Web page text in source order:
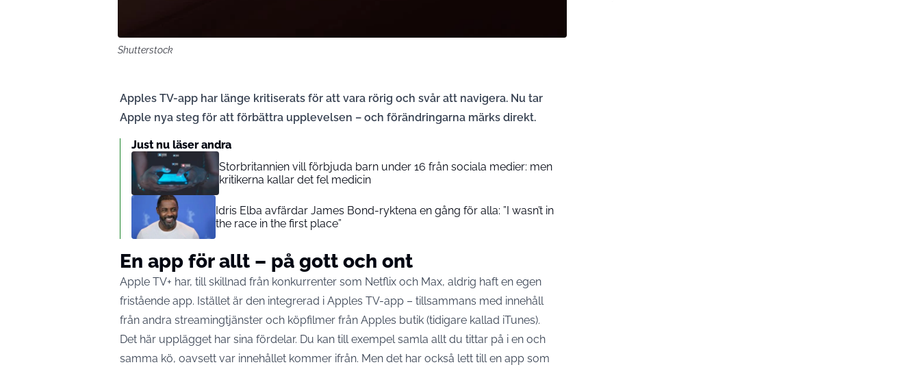
Shutterstock
Apples TV-app har länge kritiserats för att vara rörig och svår att navigera. Nu tar
Apple nya steg för att förbättra upplevelsen – och förändringarna märks direkt.
Just nu läser andra
Storbritannien vill förbjuda barn under 16 från sociala medier: men
kritikerna kallar det fel medicin
Idris Elba avfärdar James Bond-ryktena en gång för alla: ”I wasn’t in
the race in the first place”
En app för allt – på gott och ont
Apple TV+ har, till skillnad från konkurrenter som Netflix och Max, aldrig haft en egen
fristående app. Istället är den integrerad i Apples TV-app – tillsammans med innehåll
från andra streamingtjänster och köpfilmer från Apples butik (tidigare kallad iTunes).
Det här upplägget har sina fördelar. Du kan till exempel samla allt du tittar på i en och
samma kö, oavsett var innehållet kommer ifrån. Men det har också lett till en app som